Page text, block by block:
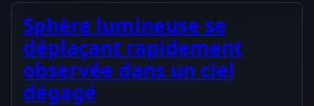
Sphère lumineuse se
déplaçant rapidement
observée dans un ciel
dégagé